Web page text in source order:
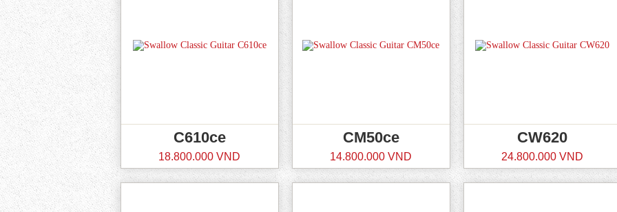
C610ce
18.800.000 VND
CM50ce
14.800.000 VND
CW620
24.800.000 VND